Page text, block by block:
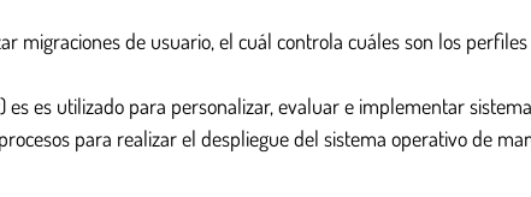
migraciones de usuario, el cuál controla cuáles son los
es utilizado para personalizar, evaluar e implementar
para realizar el despliegue del sistema operativo de